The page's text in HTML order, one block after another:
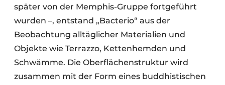
später von der Memphis-Gruppe fortgeführt
wurden –, entstand „Bacterio“ aus der
Beobachtung alltäglicher Materialien und
Objekte wie Terrazzo, Kettenhemden und
Schwämme. Die Oberflächenstruktur wird
zusammen mit der Form eines buddhistischen